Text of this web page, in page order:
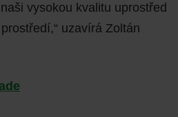
vysokou kvalitu uprostřed
uzavírá Zoltán